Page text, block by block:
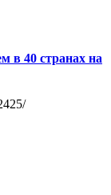
в 40 странах на